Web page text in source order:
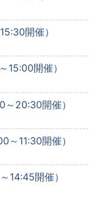
開催）
15:00開催）
20:30開催）
11:30開催）
14:45開催）